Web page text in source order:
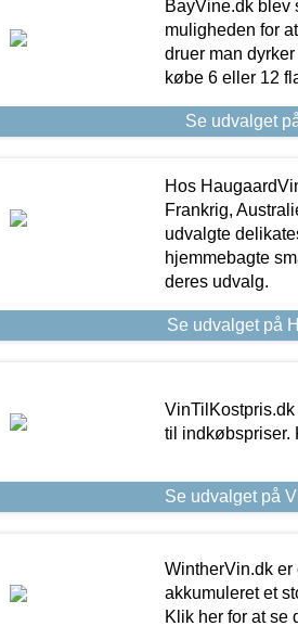
BayVine.dk blev
muligheden for
druer man
købe 6 eller 12
Se udvalget
Hos
Frankrig,
udvalgte
hjemmebagte
deres udvalg.
Se udvalget på
til indkøbspriser.
Se udvalget på
WintherVin.dk er
akkumuleret et
Klik her for at se